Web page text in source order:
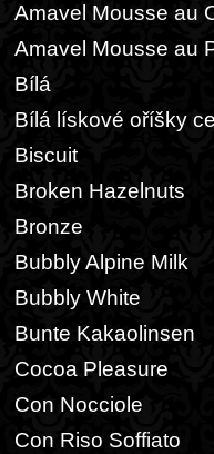
Amavel Mousse au
Amavel Mousse au
Bílá
Bílá lískové oříšky
Biscuit
Broken Hazelnuts
Bronze
Bubbly Alpine Milk
Bubbly White
Bunte Kakaolinsen
Cocoa Pleasure
Con Nocciole
Con Riso Soffiato